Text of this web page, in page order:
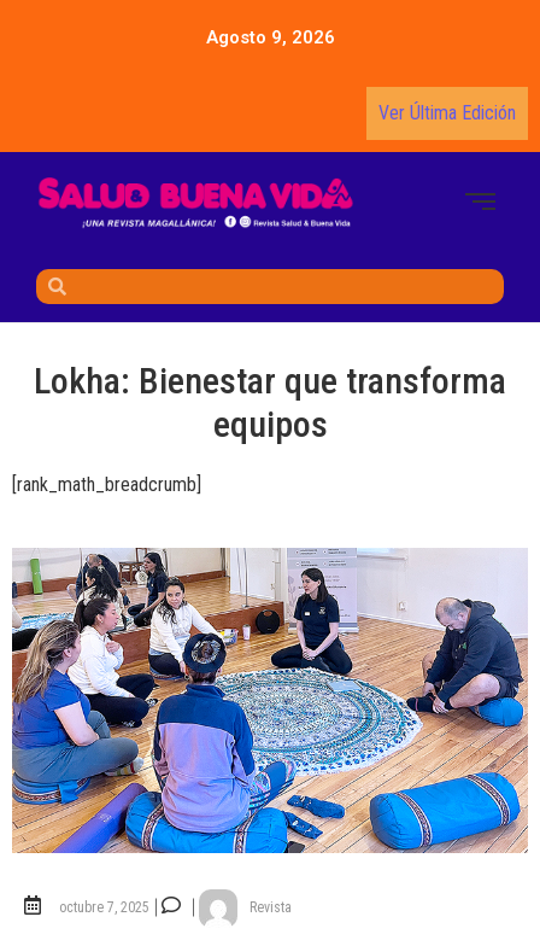
Agosto 9, 2026
Ver Última Edición
Lokha: Bienestar que transforma
equipos
[rank_math_breadcrumb]
octubre 7, 2025 Revista